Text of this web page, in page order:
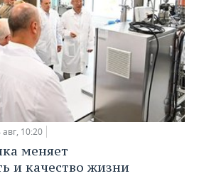
авг, 10:20
меняет
и качество жизни